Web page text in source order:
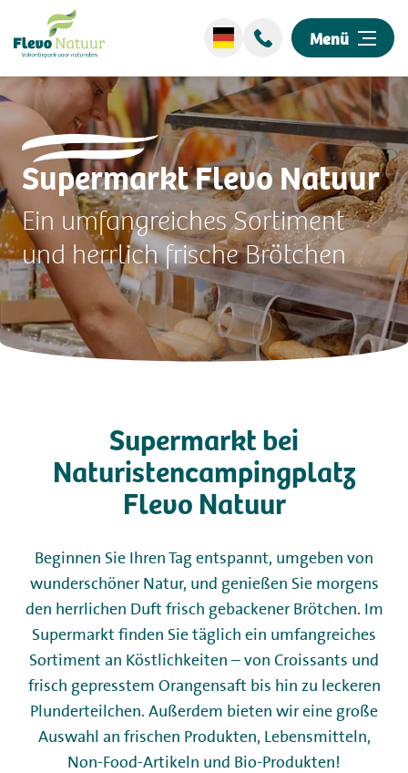
Menü
Wellness
Übernachten
Entdecken Sie unseren Park
Events
Umgebung
Wellness
+31 (0) 36 - 522 8880
Informationen für Gäste
Contact
Werken bij
Supermarkt Flevo Natuur
Ein umfangreiches Sortiment
und herrlich frische Brötchen
Supermarkt bei
Naturistencampingplatz
Flevo Natuur
Beginnen Sie Ihren Tag entspannt, umgeben von
wunderschöner Natur, und genießen Sie morgens
den herrlichen Duft frisch gebackener Brötchen. Im
Supermarkt finden Sie täglich ein umfangreiches
Sortiment an Köstlichkeiten – von Croissants und
frisch gepresstem Orangensaft bis hin zu leckeren
Plunderteilchen. Außerdem bieten wir eine große
Auswahl an frischen Produkten, Lebensmitteln,
Non-Food-Artikeln und Bio-Produkten!